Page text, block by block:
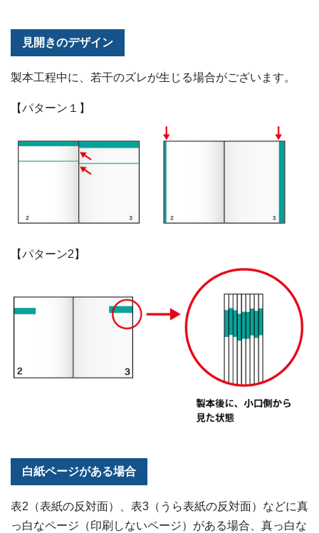
見開きのデザイン
製本工程中に、若干のズレが生じる場合がございます。
【パターン１】
【パターン2】
白紙ページがある場合
表2（表紙の反対面）、表3（うら表紙の反対面）などに真
っ白なページ（印刷しないページ）がある場合、真っ白な